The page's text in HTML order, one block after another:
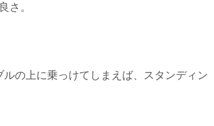
さ。
の上に乗っけてしまえば、スタンディン